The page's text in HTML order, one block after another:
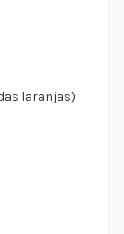
laranjas)